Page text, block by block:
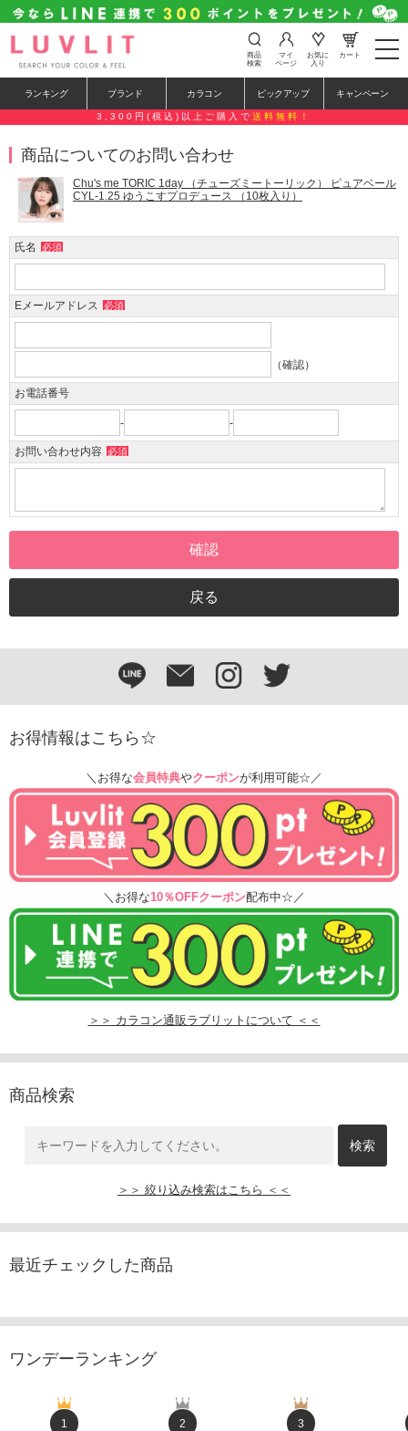
t
o
e
n
g
o
商品
検索
マイ
ページ
お気に
入り
カート
ランキング ブランド カラコン ピックアップ キャンペーン
3,300円(税込)以上ご購入で 送料無料！
商品についてのお問い合わせ
Chu's me TORIC 1day （チューズミートーリック） ピュアベール
CYL-1.25 ゆうこすプロデュース （10枚入り）
氏名 必須
Eメールアドレス 必須
（確認）
お電話番号
- -
お問い合わせ内容 必須
お得情報はこちら☆
＼お得な会員特典やクーポンが利用可能☆／
＼お得な10％OFFクーポン配布中☆／
＞＞ カラコン通販ラブリットについて ＜＜
商品検索
＞＞ 絞り込み検索はこちら ＜＜
最近チェックした商品
ワンデーランキング
1 2 3